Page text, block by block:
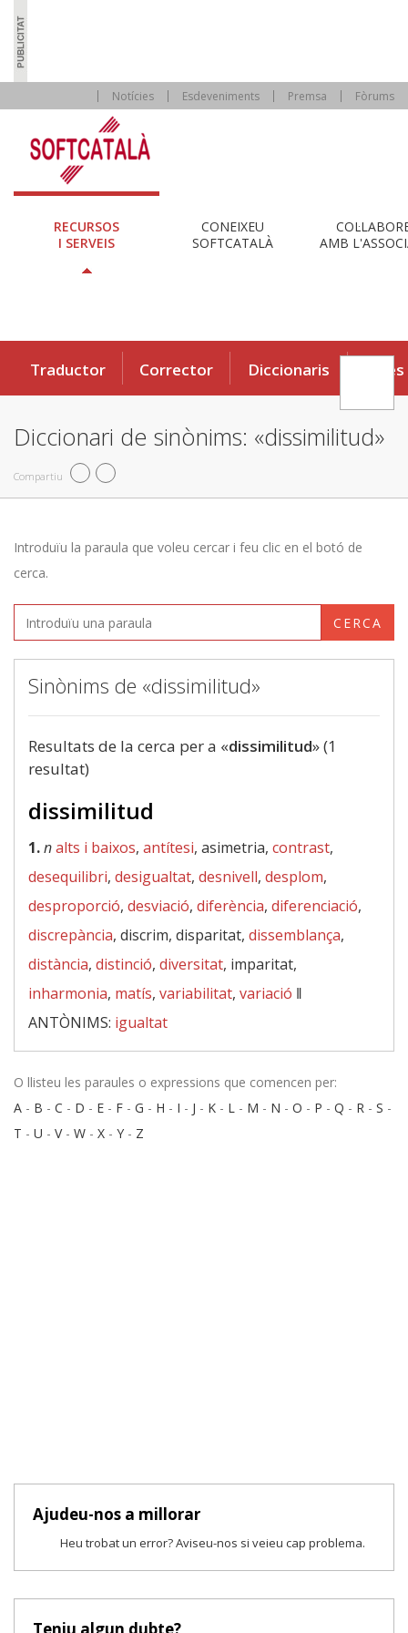
Notícies Esdeveniments Premsa Fòrums
RECURSOS
I SERVEIS
CONEIXEU
SOFTCATALÀ
AMB
Traductor Corrector Diccionaris Eines
Diccionari de sinònims: «dissimilitud»
Compartiu
Introduïu la paraula que voleu cercar i feu clic en el botó de
cerca.
CERCA
Sinònims de «dissimilitud»
Resultats de la cerca per a «dissimilitud» (1
resultat)
dissimilitud
1.nalts i baixos, antítesi, asimetria, contrast,
desequilibri, desigualtat, desnivell, desplom,
desproporció, desviació, diferència, diferenciació,
discrepància, discrim, disparitat, dissemblança,
distància, distinció, diversitat, imparitat,
inharmonia, matís, variabilitat, variació ‖
ANTÒNIMS: igualtat
O llisteu les paraules o expressions que comencen per:
A - B - C - D - E - F - G - H - I - J - K - L - M - N - O - P - Q - R - S -
T - U - V- W - X - Y - Z
Ajudeu-nos a millorar
Heu trobat un error? Aviseu-nos si veieu cap problema.